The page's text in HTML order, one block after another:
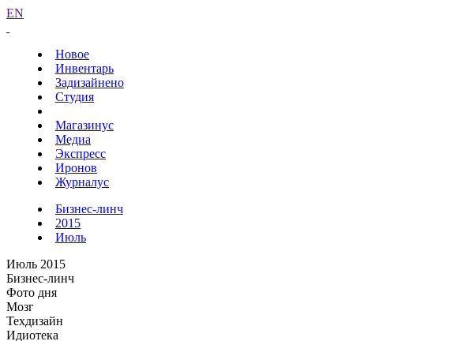
EN
Новое
Инвентарь
Задизайнено
Студия
Магазинус
Медиа
Экспресс
Иронов
Журналус
Бизнес-линч
2015
Июль
Июль 2015
Бизнес-линч
Фото дня
Мозг
Техдизайн
Идиотека